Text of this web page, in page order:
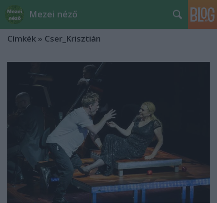
Mezei néző
Címkék » Cser_Krisztián